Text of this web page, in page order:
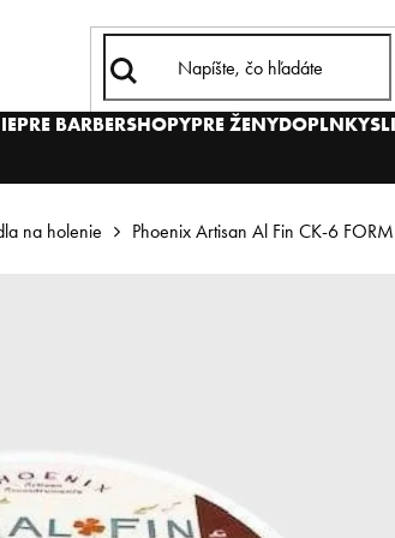
PRE BARBERSHOPYPRE ŽENYDOPLNKY
na holenie Phoenix Artisan Al Fin CK-6